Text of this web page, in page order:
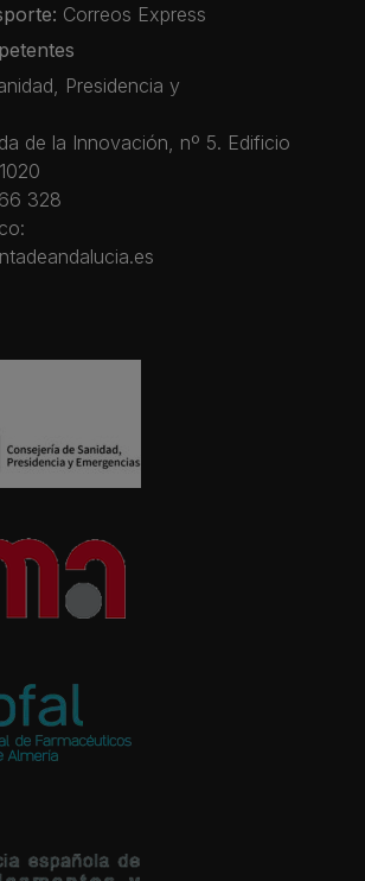
Correos Express
Presidencia y
de la Innovación, nº 5. Edificio
328